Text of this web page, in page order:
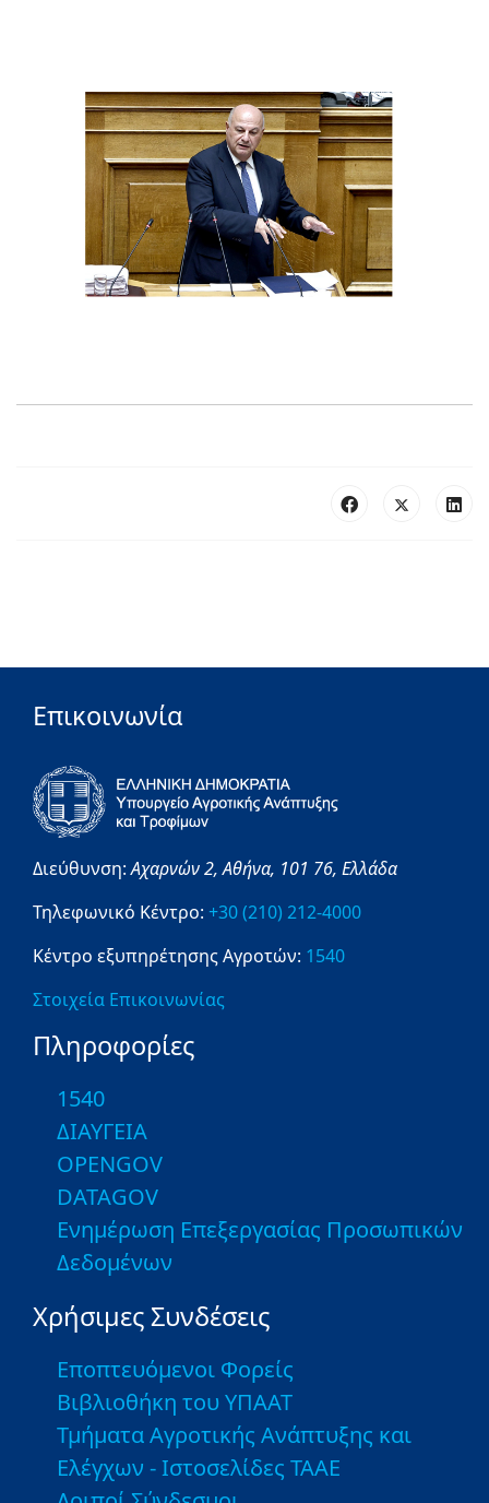
Επικοινωνία
Διεύθυνση:Αχαρνών 2,Αθήνα, 101 76, Ελλάδα
Τηλεφωνικό Κέντρο: +30 (210) 212-4000
Κέντρο εξυπηρέτησης Αγροτών: 1540
Στοιχεία Επικοινωνίας
Πληροφορίες
1540
ΔΙΑΥΓΕΙΑ
OPENGOV
DATAGOV
Ενημέρωση Επεξεργασίας Προσωπικών
Δεδομένων
Χρήσιμες Συνδέσεις
Εποπτευόμενοι Φορείς
Βιβλιοθήκη του ΥΠΑΑΤ
Τμήματα Αγροτικής Ανάπτυξης και
Ελέγχων - Ιστοσελίδες ΤΑΑΕ